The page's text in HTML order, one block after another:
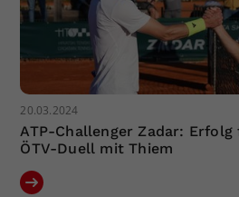
20.03.2024
ATP-Challenger Zadar:
ÖTV-Duell mit Thiem